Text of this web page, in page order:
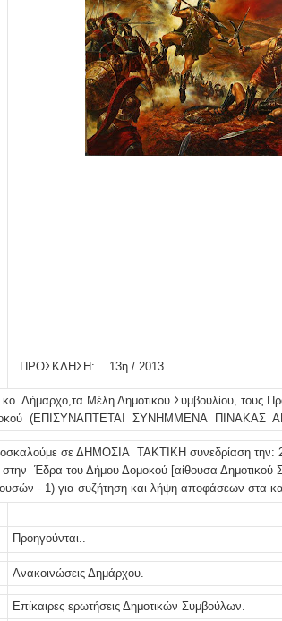
κατακτητές
Αδελφές Αλεξανδρή: Οι τρίδυμες
Πρωτάθλημα με την Αυστρία!
Ξεκινούν οι αιτήσεις
ΠΡΟΚΗΡΥΞΗ ΑΝΟΙΚΤΟΥ
Επικύρωση των αποτελεσμάτων
ΔΙΑΚΟΠΕΣ ΡΕΥΜΑΤΟΣ ΣΤΗΝ ΔΕΗ
ΕΙΔΩΛΙΑ Από ΠΡΟΕΡΝΑ Ναός
ΤΟ ΙΕΡΟ ΤΗΣ ΘΕΑΣ ΔΗΜΗΤΡΑΣ
H MAXH ΣTO ΝΤΟΜΠΡΟΥΖΗ
Νεομοναστηριώτικα ...Λαϊκή
Βίντεο του Εφηβικού τμήματος
ΠΡΟΣΚΛΗΣΗ: 13η / 2013
Δήμαρχο,τα Μέλη Δημοτικού Συμβουλίου, τους
(ΕΠΙΣΥΝΑΠΤΕΤΑΙ ΣΥΝΗΜΜΕΝΑ ΠΙΝΑΚΑΣ
σε ΔΗΜΟΣΙΑ ΤΑΚΤΙΚΗ συνεδρίαση την:
στην Έδρα του Δήμου Δομοκού [αίθουσα Δημοτικού
- 1) για συζήτηση και λήψη αποφάσεων στα
Προηγούνται..
Ανακοινώσεις Δημάρχου.
Επίκαιρες ερωτήσεις Δημοτικών Συμβούλων.